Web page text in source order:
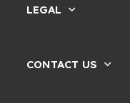
LEGAL
CONTACT US